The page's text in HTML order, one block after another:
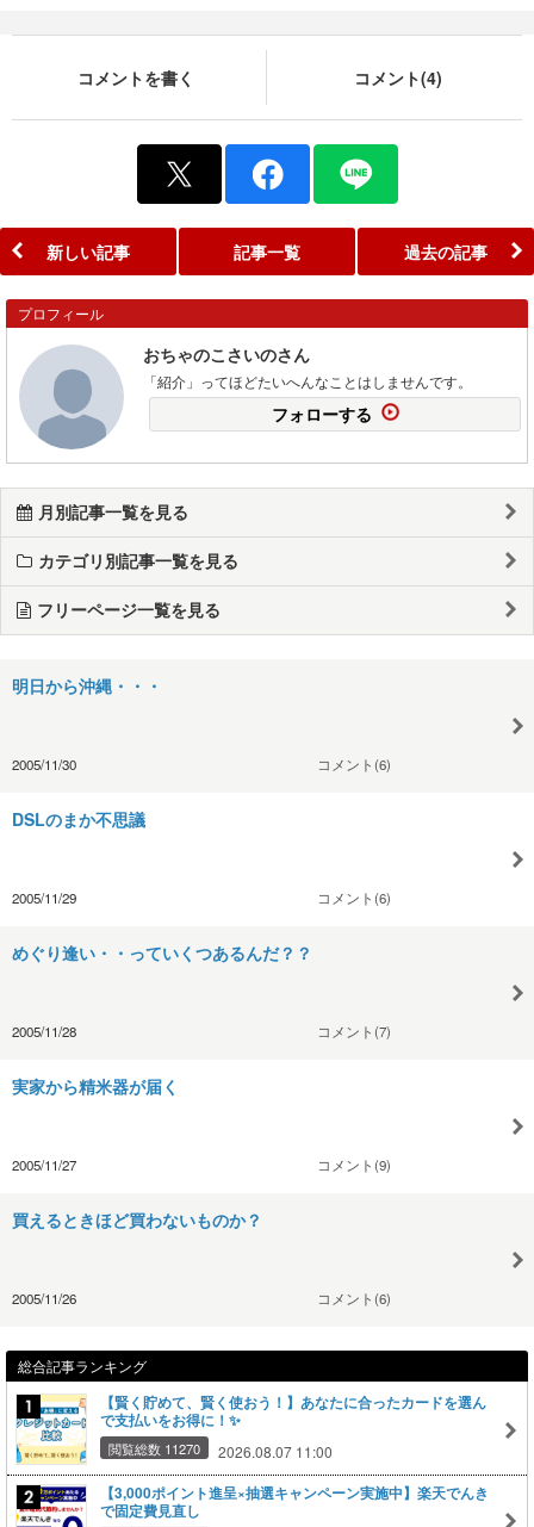
コメントを書く コメント(4)
新しい記事 記事一覧 過去の記事
プロフィール
おちゃのこさいのさん
「紹介」ってほどたいへんなことはしませんです。
フォローする
月別記事一覧を見る
カテゴリ別記事一覧を見る
フリーページ一覧を見る
明日から沖縄・・・
2005/11/30 コメント(6)
DSLのまか不思議
2005/11/29 コメント(6)
めぐり逢い・・っていくつあるんだ？？
2005/11/28 コメント(7)
実家から精米器が届く
2005/11/27 コメント(9)
買えるときほど買わないものか？
2005/11/26 コメント(6)
総合記事ランキング
【賢く貯めて、賢く使おう！】あなたに合ったカードを選ん
で支払いをお得に！✨
閲覧総数 11270 2026.08.07 11:00
【3,000ポイント進呈×抽選キャンペーン実施中】楽天でんき
で固定費見直し